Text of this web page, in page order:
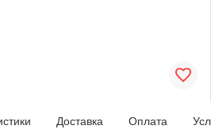
Доставка Оплата